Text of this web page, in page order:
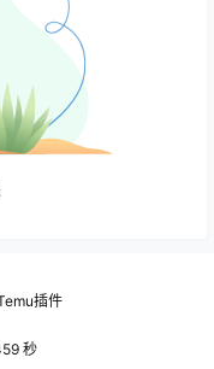
插件
秒